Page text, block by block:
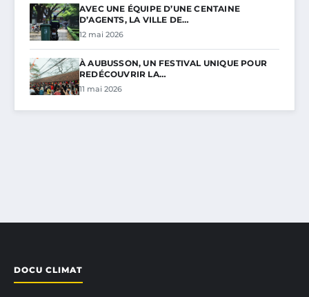
AVEC UNE ÉQUIPE D’UNE CENTAINE
D’AGENTS, LA VILLE DE…
12 mai 2026
À AUBUSSON, UN FESTIVAL UNIQUE POUR
REDÉCOUVRIR LA…
11 mai 2026
DOCU CLIMAT